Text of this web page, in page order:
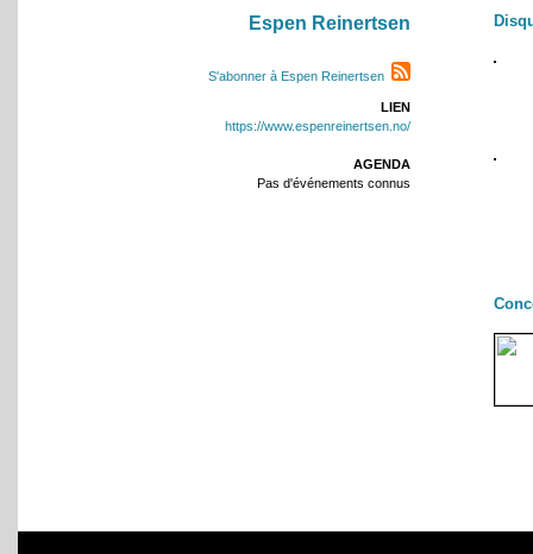
Espen Reinertsen
S'abonner à Espen Reinertsen
LIEN
https://www.espenreinertsen.no/
AGENDA
Pas d'événements connus